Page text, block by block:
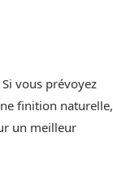
vous prévoyez
finition naturelle,
un meilleur